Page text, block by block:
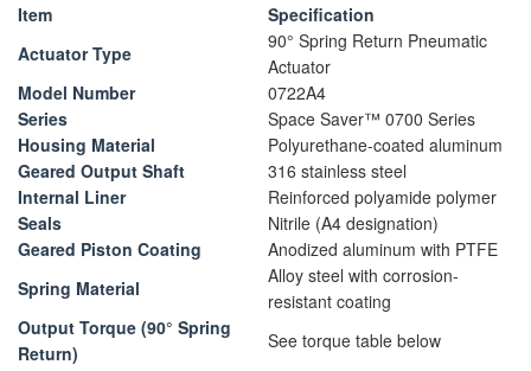
Item
Specification
Actuator Type
90° Spring Return Pneumatic
Actuator
Model Number
0722A4
Series
Space Saver™ 0700 Series
Housing Material
Polyurethane-coated aluminum
Geared Output Shaft
316 stainless steel
Internal Liner
Reinforced polyamide polymer
Seals
Nitrile (A4 designation)
Geared Piston Coating
Anodized aluminum with PTFE
Spring Material
Alloy steel with corrosion-
resistant coating
Output Torque (90° Spring
Return)
See torque table below